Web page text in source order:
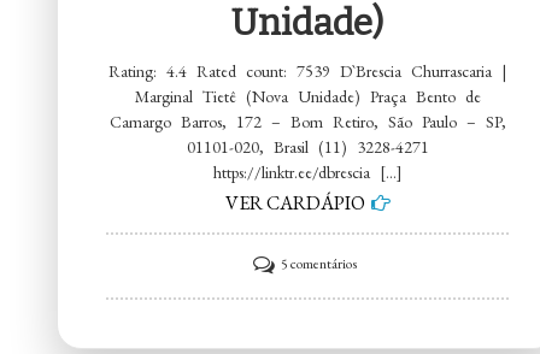
Unidade)
Rating: 4.4 Rated count: 7539 D`Brescia Churrascaria |
Marginal Tietê (Nova Unidade) Praça Bento de
Camargo Barros, 172 – Bom Retiro, São Paulo – SP,
01101-020, Brasil (11) 3228-4271
https://linktr.ee/dbrescia […]
VER CARDÁPIO
5 comentáriosem
D`Brescia